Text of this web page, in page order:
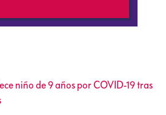
niño de 9 años por COVID-19 tras